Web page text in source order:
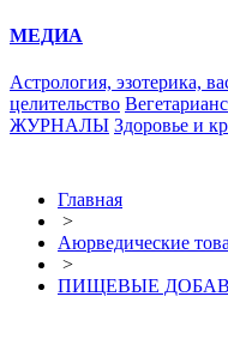
МЕДИА
Астрология, эзотерика,
целительство
ЖУРНАЛЫ Здоровье и
Главная
>
Аюрведические
>
ПИЩЕВЫЕ